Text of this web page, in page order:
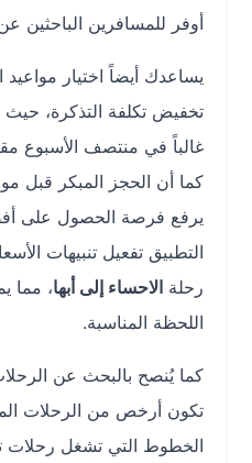
أوفر للمسافرين الباحثين عن
يساعدك أيضاً اختيار مواعيد
تخفيض تكلفة التذكرة، حيث
غالباً في منتصف الأسبوع مقارنة
كما أن الحجز المبكر قبل موعد
يرفع فرصة الحصول على أفضل
التطبيق تفعيل تنبيهات الأسعار
الاحساء إلى أبها، مما
اللحظة المناسبة.
كما يُنصح بالبحث عن الرحلات غير
تكون أرخص من الرحلات
الخطوط التي تشغل رحلات